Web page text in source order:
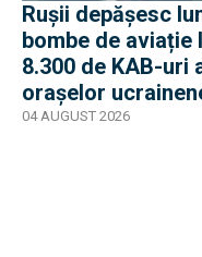
Rușii depășesc
bombe de aviație
8.300 de KAB-
orașelor
04 AUGUST 2026